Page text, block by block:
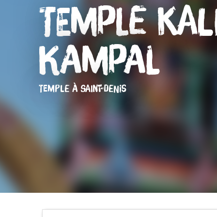
Temple
Kampal
TEMPLE À SAINT-DENIS